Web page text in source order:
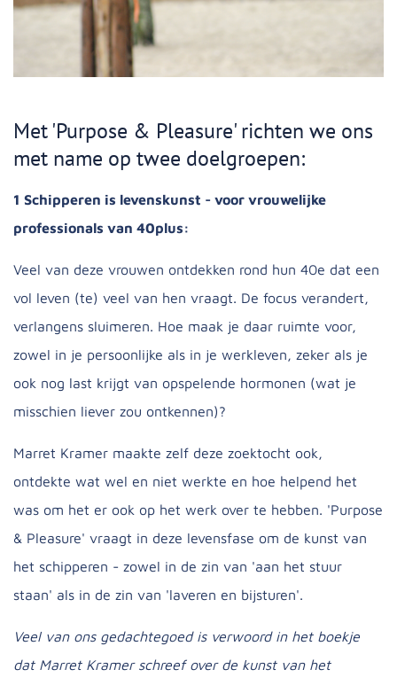
Met 'Purpose & Pleasure' richten we ons
met name op twee doelgroepen:
1 Schipperen is levenskunst - voor vrouwelijke
professionals van 40plus:
Veel van deze vrouwen ontdekken rond hun 40e dat een
vol leven (te) veel van hen vraagt. De focus verandert,
verlangens sluimeren. Hoe maak je daar ruimte voor,
zowel in je persoonlijke als in je werkleven, zeker als je
ook nog last krijgt van opspelende hormonen (wat je
misschien liever zou ontkennen)?
Marret Kramer maakte zelf deze zoektocht ook,
ontdekte wat wel en niet werkte en hoe helpend het
was om het er ook op het werk over te hebben. 'Purpose
& Pleasure' vraagt in deze levensfase om de kunst van
het schipperen - zowel in de zin van 'aan het stuur
staan' als in de zin van 'laveren en bijsturen'.
Veel van ons gedachtegoed is verwoord in het boekje
dat Marret Kramer schreef over de kunst van het